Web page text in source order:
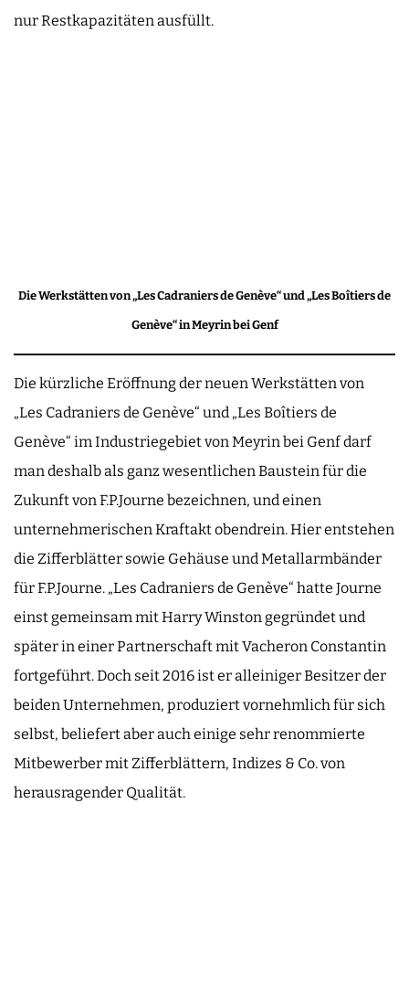
nur Restkapazitäten ausfüllt.
Die Werkstätten von „Les Cadraniers de Genève“ und „Les Boîtiers de
Genève“ in Meyrin bei Genf
Die kürzliche Eröffnung der neuen Werkstätten von
„Les Cadraniers de Genève“ und „Les Boîtiers de
Genève“ im Industriegebiet von Meyrin bei Genf darf
man deshalb als ganz wesentlichen Baustein für die
Zukunft von F.P.Journe bezeichnen, und einen
unternehmerischen Kraftakt obendrein. Hier entstehen
die Zifferblätter sowie Gehäuse und Metallarmbänder
für F.P.Journe. „Les Cadraniers de Genève“ hatte Journe
einst gemeinsam mit Harry Winston gegründet und
später in einer Partnerschaft mit Vacheron Constantin
fortgeführt. Doch seit 2016 ist er alleiniger Besitzer der
beiden Unternehmen, produziert vornehmlich für sich
selbst, beliefert aber auch einige sehr renommierte
Mitbewerber mit Zifferblättern, Indizes & Co. von
herausragender Qualität.